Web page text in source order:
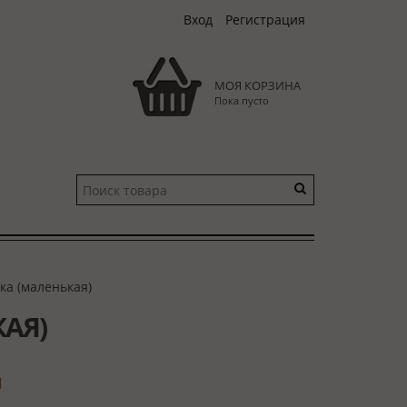
Вход Регистрация
МОЯ КОРЗИНА
Пока пусто
(маленькая)